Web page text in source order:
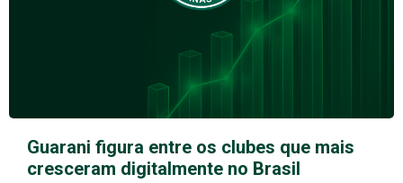
Guarani figura entre os clubes que mais
cresceram digitalmente no Brasil